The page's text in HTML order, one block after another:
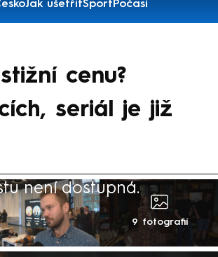
Jak ušetřitSportPočasí
cenu?
seriál je již
není dostupná.
9 fotografií